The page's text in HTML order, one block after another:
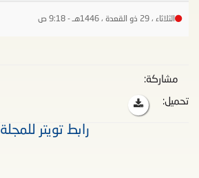
الثلاثاء ، 29 ذو القعدة ، 1446هـ - 9:18 ص
مشاركة:
تحميل:
رابط تويتر للمجلة